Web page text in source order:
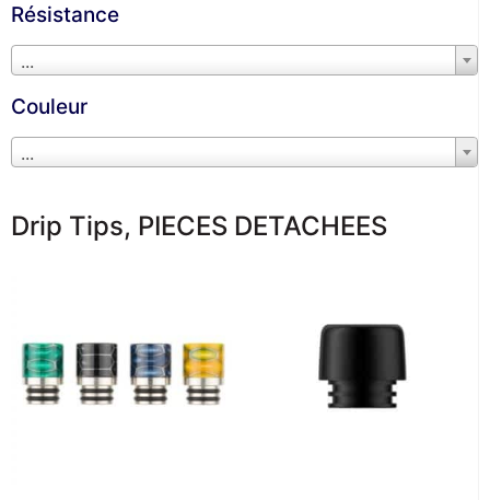
Résistance
...
Couleur
...
Drip Tips, PIECES DETACHEES